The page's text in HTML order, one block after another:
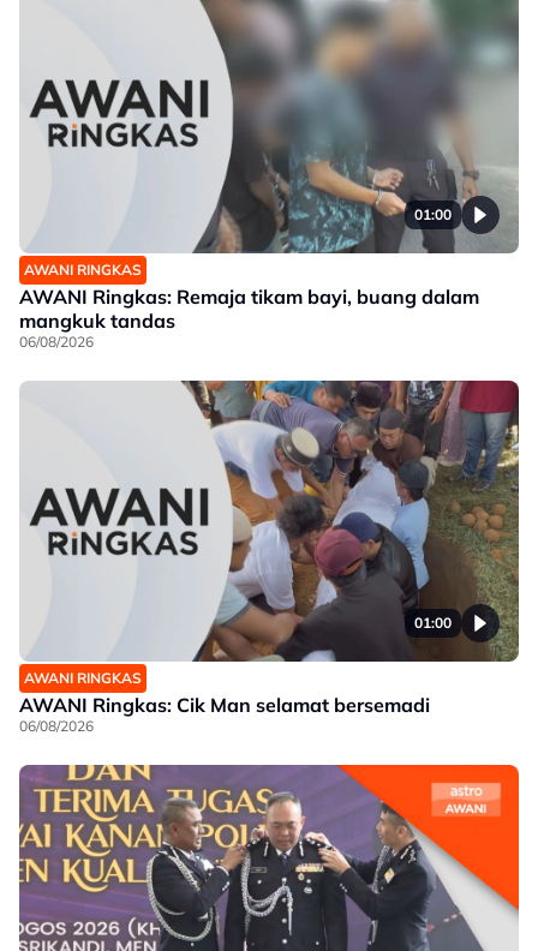
01:00
AWANI RINGKAS
AWANI Ringkas: Remaja tikam bayi, buang dalam
mangkuk tandas
06/08/2026
01:00
AWANI RINGKAS
AWANI Ringkas: Cik Man selamat bersemadi
06/08/2026